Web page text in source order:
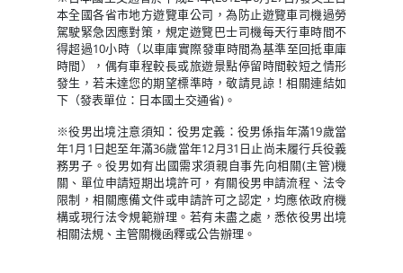
本全國各省市地方遊覽車公司，為防止遊覽車司機過勞
駕駛緊急因應對策，規定遊覽巴士司機每天行車時間不
得超過10小時（以車庫實際發車時間為基準至回抵車庫
時間），偶有車程較長或旅遊景點停留時間較短之情形
發生，若未達您的期望標準時，敬請見諒！相關連結如
下（發表單位：日本國土交通省)。
※役男出境注意須知：役男定義：役男係指年滿19歲當
年1月1日起至年滿36歲當年12月31日止尚未履行兵役義
務男子。役男如有出國需求須親自事先向相關(主管)機
關、單位申請短期出境許可，有關役男申請流程、法令
限制，相關應備文件或申請許可之認定，均應依政府機
構或現行法令規範辦理。若有未盡之處，悉依役男出境
相關法規、主管關機函釋或公告辦理。